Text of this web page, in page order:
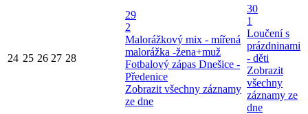
24 25 26 27 28
29
2
Malorážkový mix - mířená
malorážka -žena+muž
Fotbalový zápas Dnešice -
Předenice
Zobrazit všechny záznamy
ze dne
30
1
Loučení s
prázdninami
- děti
Zobrazit
všechny
záznamy ze
dne